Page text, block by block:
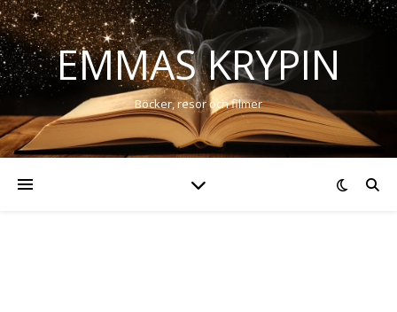
EMMAS KRYPIN
Böcker, resor och filmer